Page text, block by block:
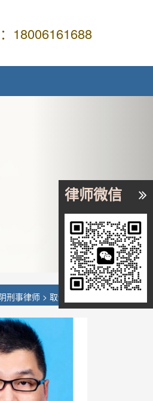
18006161688
刑事律师 > 取保候审
律师微信